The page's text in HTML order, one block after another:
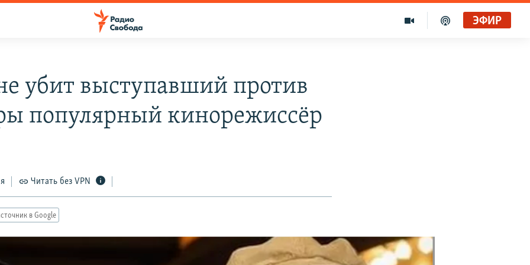
ЭФИР
убит выступавший против
популярный кинорежиссёр
Читать без VPN
в Google